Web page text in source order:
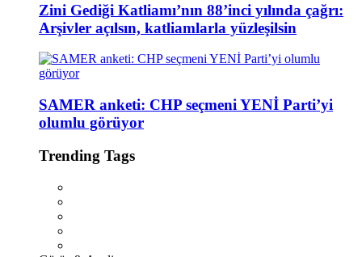
Zini Gediği Katliamı’nın 88’inci yılında çağrı:
Arşivler açılsın, katliamlarla yüzleşilsin
SAMER anketi: CHP seçmeni YENİ Parti’yi
olumlu görüyor
Trending Tags